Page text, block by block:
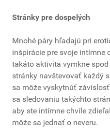
Stránky pre dospelých
Mnohé páry hľadajú pri
inšpirácie pre svoje intímne
takáto aktivita vymkne
stránky navštevovať každý
sa môže vyskytnúť
sa sledovaniu takýchto
aby ste intímne chvíle
môže sa jednať o neveru.